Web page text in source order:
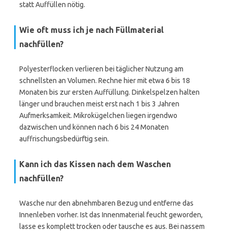
statt Auffüllen nötig.
Wie oft muss ich je nach Füllmaterial
nachfüllen?
Polyesterflocken verlieren bei täglicher Nutzung am
schnellsten an Volumen. Rechne hier mit etwa 6 bis 18
Monaten bis zur ersten Auffüllung. Dinkelspelzen halten
länger und brauchen meist erst nach 1 bis 3 Jahren
Aufmerksamkeit. Mikrokügelchen liegen irgendwo
dazwischen und können nach 6 bis 24 Monaten
auffrischungsbedürftig sein.
Kann ich das Kissen nach dem Waschen
nachfüllen?
Wasche nur den abnehmbaren Bezug und entferne das
Innenleben vorher. Ist das Innenmaterial feucht geworden,
lasse es komplett trocken oder tausche es aus. Bei nassem